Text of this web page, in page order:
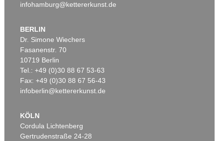
infohamburg@kettererkunst.de
BERLIN
Dr. Simone Wiechers
Fasanenstr. 70
10719 Berlin
Tel.: +49 (0)30 88 67 53-63
Fax: +49 (0)30 88 67 56-43
infoberlin@kettererkunst.de
KÖLN
Cordula Lichtenberg
Gertrudenstraße 24-28